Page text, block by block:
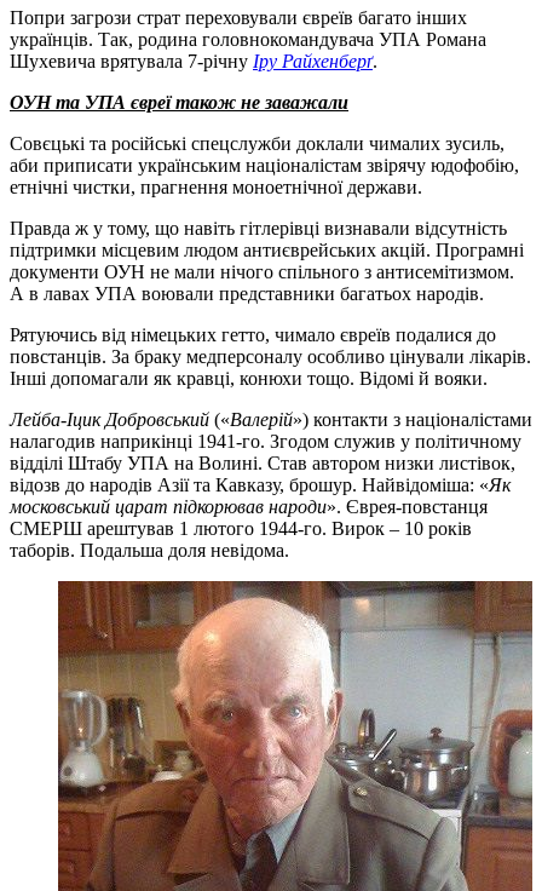
Попри загрози страт переховували євреїв багато інших
українців. Так, родина головнокомандувача УПА Романа
Шухевича врятувала 7-річну Іру Райхенберґ.
ОУН та УПА євреї також не заважали
Совєцькі та російські спецслужби доклали чималих зусиль,
аби приписати українським націоналістам звірячу юдофобію,
етнічні чистки, прагнення моноетнічної держави.
Правда ж у тому, що навіть гітлерівці визнавали відсутність
підтримки місцевим людом антиєврейських акцій. Програмні
документи ОУН не мали нічого спільного з антисемітизмом.
А в лавах УПА воювали представники багатьох народів.
Рятуючись від німецьких гетто, чимало євреїв подалися до
повстанців. За браку медперсоналу особливо цінували лікарів.
Інші допомагали як кравці, конюхи тощо. Відомі й вояки.
Лейба-Іцик Добровський («Валерій») контакти з націоналістами
налагодив наприкінці 1941-го. Згодом служив у політичному
відділі Штабу УПА на Волині. Став автором низки листівок,
відозв до народів Азії та Кавказу, брошур. Найвідоміша: «Як
московський царат підкорював народи». Єврея-повстанця
СМЕРШ арештував 1 лютого 1944-го. Вирок – 10 років
таборів. Подальша доля невідома.